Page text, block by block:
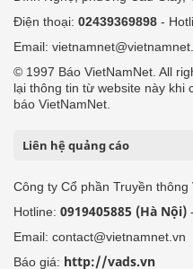
Điện thoại: 02439369898 -
Email:
© 1997 Báo VietNamNet. All
lại thông tin từ website này khi
báo VietNamNet.
Liên hệ quảng cáo
Công ty Cổ phần Truyền thông
Hotline: 0919405885 (Hà Nội) -
Email: contact@vietnamnet.vn
Báo giá: http://vads.vn